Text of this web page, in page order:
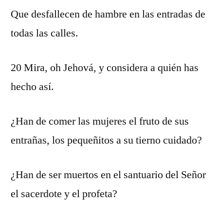
Que desfallecen de hambre en las entradas de
todas las calles.
20 Mira, oh Jehová, y considera a quién has
hecho así.
¿Han de comer las mujeres el fruto de sus
entrañas, los pequeñitos a su tierno cuidado?
¿Han de ser muertos en el santuario del Señor
el sacerdote y el profeta?